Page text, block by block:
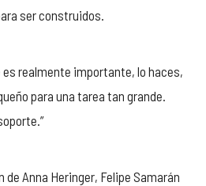
ser construidos.
es realmente importante, lo haces,
para una tarea tan grande.
Anna Heringer, Felipe Samarán